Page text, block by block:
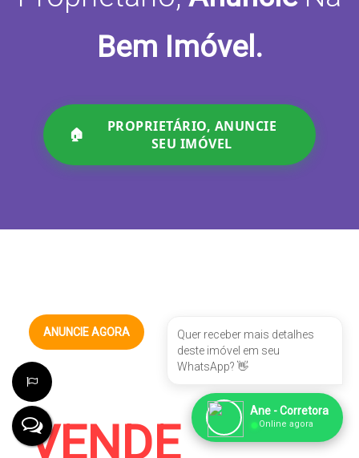
imóvel:
01. ITBI
Imposto municipal (3% em SP) cobrado no
momento da transferência da propriedade.
R$ 0,00
Bem Imóvel.
🏠
PROPRIETÁRIO, ANUNCIE
SEU IMÓVEL
Quer receber mais detalhes
deste imóvel em seu
WhatsApp? 👋
Ane - Corretora
●Online agora
ANUNCIE AGORA
Bem Imóvel
VENDE